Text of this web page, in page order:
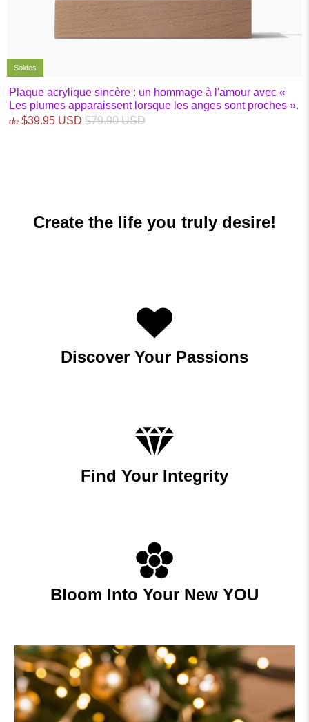
Soldes
Plaque acrylique sincère : un hommage à l'amour avec «
Les plumes apparaissent lorsque les anges sont proches ».
de $39.95 USD $79.90 USD
Create the life you truly desire!
Discover Your Passions
Find Your Integrity
Bloom Into Your New YOU